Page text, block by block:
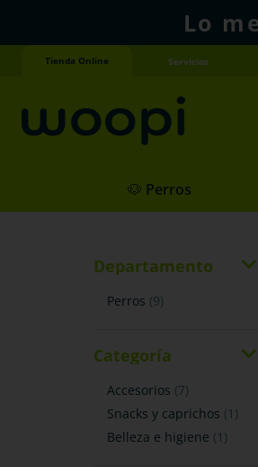
Lo
Tienda Online Servicios
🐶 Perros
Departamento
perros (9)
Categoría
accesorios (7)
snacks y caprichos (1 )
belleza e higiene (1 )